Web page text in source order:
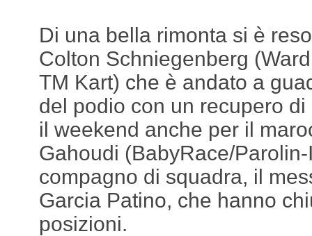
Di una bella rimonta si è
Colton Schniegenberg
TM Kart) che è andato a
del podio con un recupero
il weekend anche per il
Gahoudi (BabyRace/
compagno di squadra, il
Garcia Patino, che hanno
posizioni.